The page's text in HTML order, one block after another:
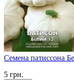
Семена патиссона
5 грн.